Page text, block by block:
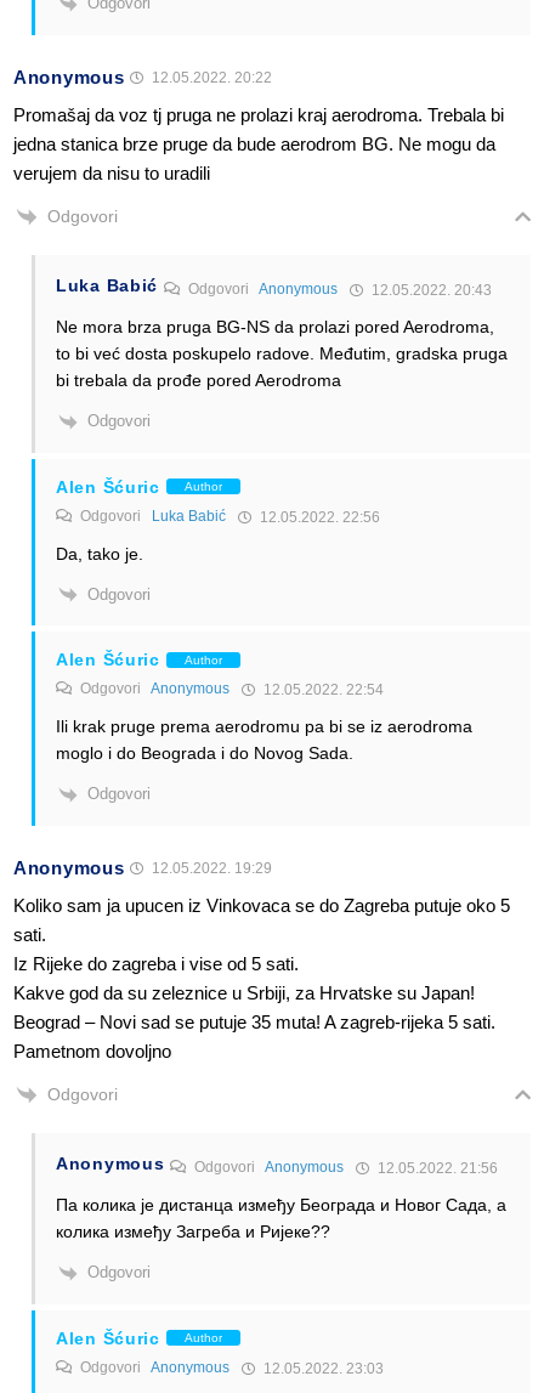
Anonymous 12.05.2022. 20:22
Promašaj da voz tj pruga ne prolazi kraj aerodroma. Trebala bi
jedna stanica brze pruge da bude aerodrom BG. Ne mogu da
verujem da nisu to uradili
Odgovori
Luka Babić Odgovori Anonymous 12.05.2022. 20:43
Ne mora brza pruga BG-NS da prolazi pored Aerodroma,
to bi već dosta poskupelo radove. Međutim, gradska pruga
bi trebala da prođe pored Aerodroma
Odgovori
Alen Šćuric Author
Odgovori Luka Babić 12.05.2022. 22:56
Da, tako je.
Odgovori
Alen Šćuric Author
Odgovori Anonymous 12.05.2022. 22:54
Ili krak pruge prema aerodromu pa bi se iz aerodroma
moglo i do Beograda i do Novog Sada.
Odgovori
Anonymous 12.05.2022. 19:29
Koliko sam ja upucen iz Vinkovaca se do Zagreba putuje oko 5
sati.
Iz Rijeke do zagreba i vise od 5 sati.
Kakve god da su zeleznice u Srbiji, za Hrvatske su Japan!
Beograd – Novi sad se putuje 35 muta! A zagreb-rijeka 5 sati.
Pametnom dovoljno
Odgovori
Anonymous OdgovoriAnonymous 12.05.2022. 21:56
Па колика је дистанца између Београда и Новог Сада, а
колика између Загреба и Ријеке??
Odgovori
Alen Šćuric Author
Odgovori Anonymous 12.05.2022. 23:03